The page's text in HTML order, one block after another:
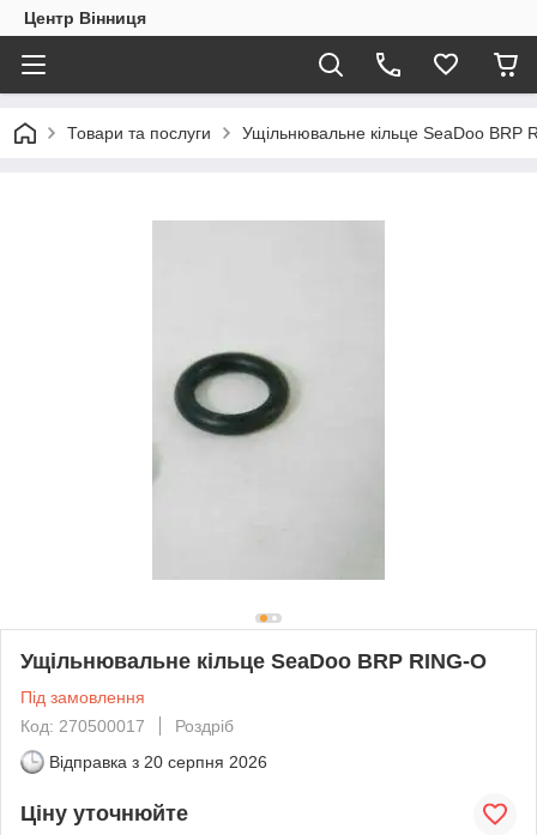
Центр Вінниця
Товари та послуги Ущільнювальне кільце SeaDoo BRP
Ущільнювальне кільце SeaDoo BRP RING-O
Під замовлення
Код: 270500017
Роздріб
Відправка з 20 серпня 2026
Ціну уточнюйте